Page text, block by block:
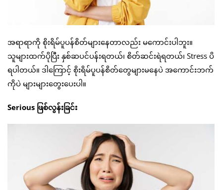
အရာရာကို စိုးရိမ်ပူပန်စိတ်များနေတာလည်း မကောင်းပါဘူး။
သူများထက်ပိုပြီး နှစ်ဆပင်ပန်းရတယ်၊ စိတ်ဆင်းရဲရတယ်၊ Stress ပိ
ရပါတယ်။ ဒါကြောင့် စိုးရိမ်ပူပန်စိတ်တွေများမနေပဲ အကောင်းဘက်
ကိုပဲ များများတွေးပေးပါ။
Serious ဖြစ်လွန်းခြင်း